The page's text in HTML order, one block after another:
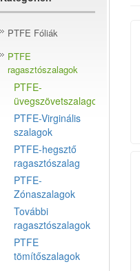
PTFE Fóliák
PTFE
ragasztószalagok
PTFE-
üvegszövetszalagok
PTFE-Virginális
szalagok
PTFE-hegsztő
ragasztószalag
PTFE-
Zónaszalagok
További
ragasztószalagok
PTFE
tömítőszalagok